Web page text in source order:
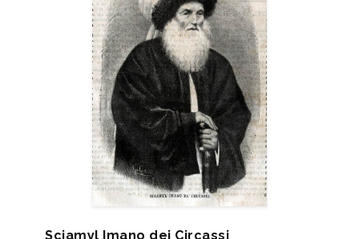
Sciamyl Imano dei Circassi